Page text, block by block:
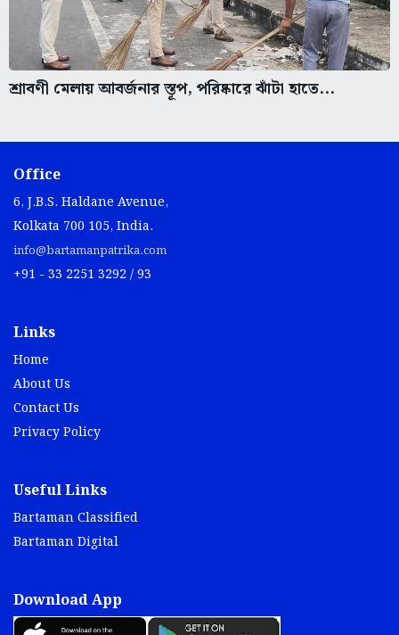
শ্রাবণী মেলায় আবর্জনার স্তূপ, পরিষ্কারে ঝাঁটা হাতে...
Office
6, J.B.S. Haldane Avenue,
Kolkata 700 105, India.
info@bartamanpatrika.com
+91 - 33 2251 3292 / 93
Links
Home
About Us
Contact Us
Privacy Policy
Useful Links
Bartaman Classified
Bartaman Digital
Download App